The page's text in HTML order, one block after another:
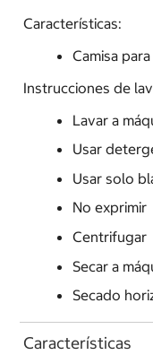
Características:
Camisa
Instrucciones de
Lavar a
Usar
Usar solo
No exprimir
Centrifugar
Secar a
Secado
Características